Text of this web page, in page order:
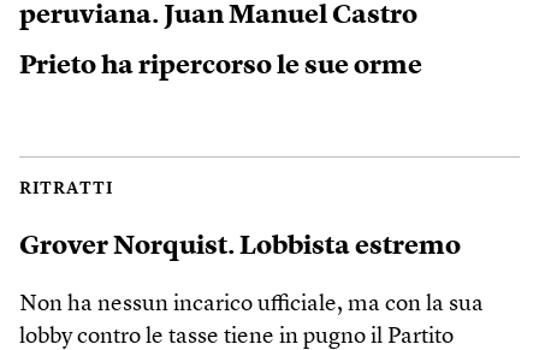
peruviana. Juan Manuel Castro
Prieto ha ripercorso le sue orme
RITRATTI
Grover Norquist. Lobbista estremo
Non ha nessun incarico ufficiale, ma con la sua
lobby contro le tasse tiene in pugno il Partito